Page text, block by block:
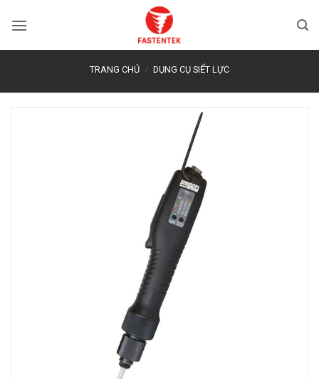
qua
TRANG CHỦ / DỤNG CỤ SIẾT LỰC